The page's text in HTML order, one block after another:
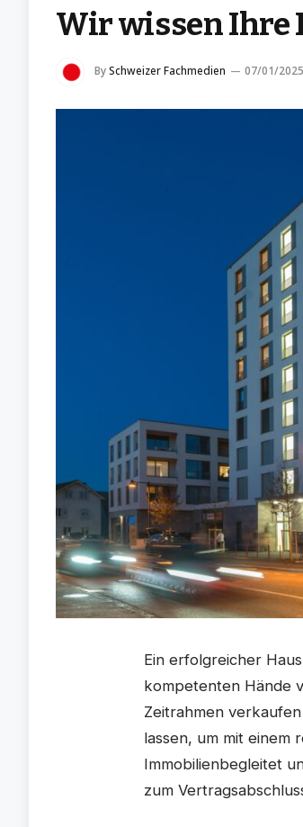
Wir wissen Ihre
BySchweizer Fachmedien 07/01/2025
Ein erfolgreicher
kompetenten Hände
Zeitrahmen
lassen, um mit einem
Immobilienbegleitet
zum